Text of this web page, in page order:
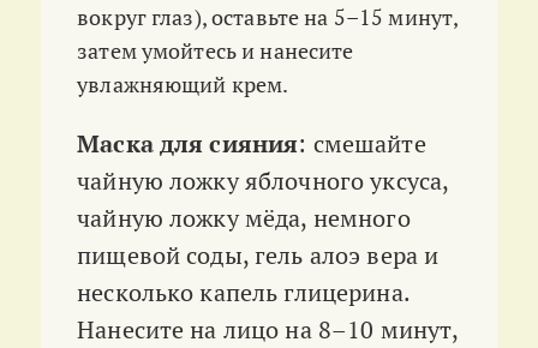
вокруг глаз), оставьте на 5–15 минут,
затем умойтесь и нанесите
увлажняющий крем.
Маска для сияния: смешайте
чайную ложку яблочного уксуса,
чайную ложку мёда, немного
пищевой соды, гель алоэ вера и
несколько капель глицерина.
Нанесите на лицо на 8–10 минут,